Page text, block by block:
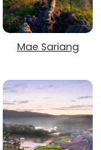
Mae Sariang